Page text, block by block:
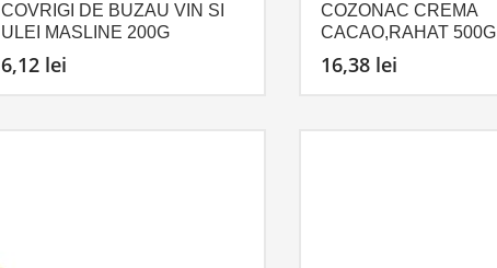
COVRIGI DE BUZAU VIN SI
ULEI MASLINE 200G
6,12 lei
COZONAC CREMA
CACAO,RAHAT 500G
16,38 lei